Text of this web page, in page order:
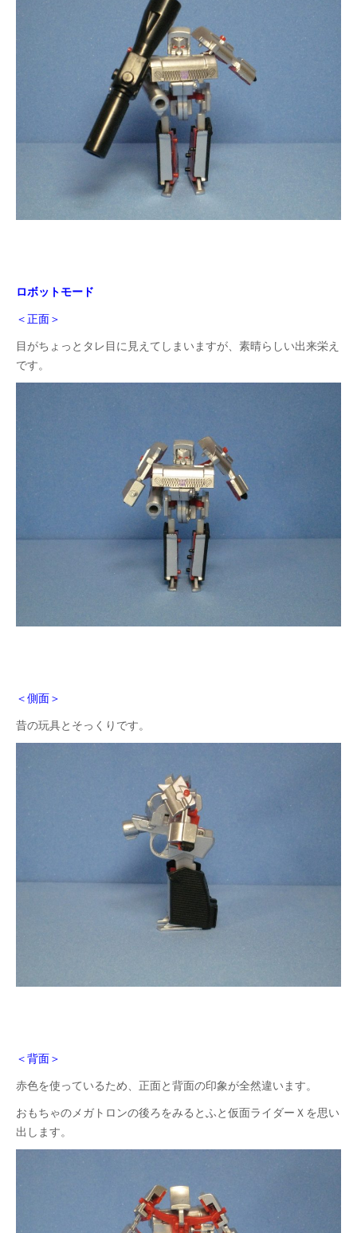
ロボットモード
＜正面＞
目がちょっとタレ目に見えてしまい ますが、 素晴らしい出来栄え
です。
＜側面＞
昔の玩具とそっくりです。
＜背面＞
赤色を使っているため、正面と背面の印象が全然違います。
おもちゃのメガトロンの後ろをみるとふと仮面ライダーＸを思い
出します。